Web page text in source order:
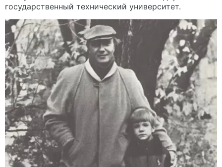
государственный технический университет.